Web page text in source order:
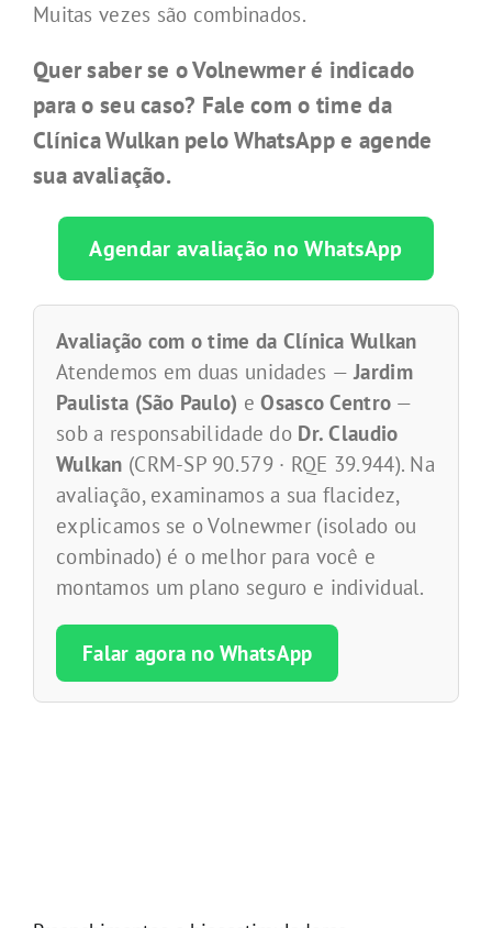
Muitas vezes são combinados.
Quer saber se o Volnewmer é indicado
para o seu caso? Fale com o time da
Clínica Wulkan pelo WhatsApp e agende
sua avaliação.
Agendar avaliação no WhatsApp
Avaliação com o time da Clínica Wulkan
Atendemos em duas unidades —Jardim
Paulista (São Paulo) eOsasco Centro —
sob a responsabilidade do Dr. Claudio
Wulkan (CRM-SP 90.579 · RQE 39.944). Na
avaliação, examinamos a sua flacidez,
explicamos se o Volnewmer (isolado ou
combinado) é o melhor para você e
montamos um plano seguro e individual.
Falar agora no WhatsApp